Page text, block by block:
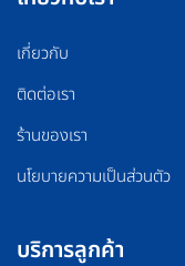
เกี่ยวกับ
ติดต่อเรา
ร้านของเรา
นโยบายความเป็นส่วนตัว
บริการลูกค้า